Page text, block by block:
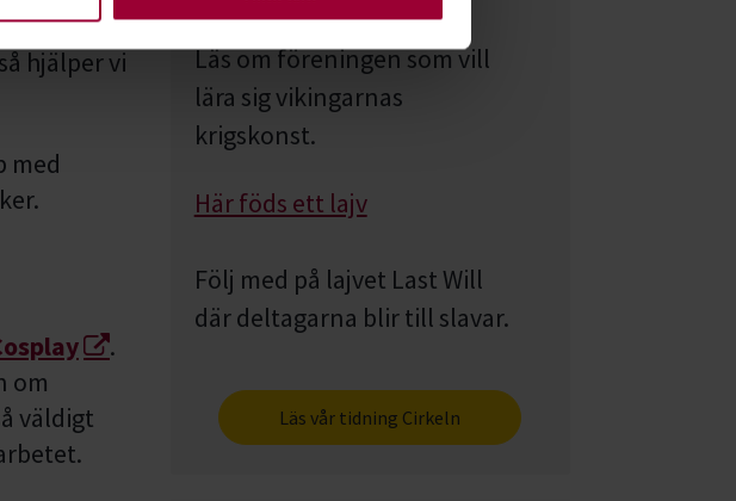
av
hjälper vi
med
.
om
väldigt
Läs om föreningen som vill
lära sig vikingarnas
krigskonst.
Här föds ett lajv
Följ med på lajvet Last Will
där deltagarna blir till slavar.
Läs vår tidning Cirkeln